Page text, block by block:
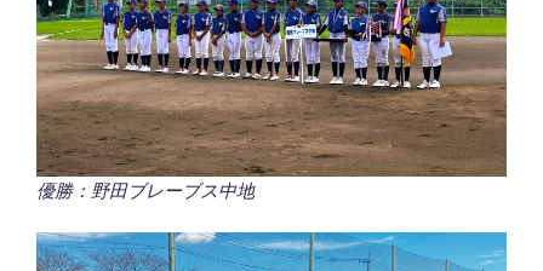
優勝：野田ブレーブス中地